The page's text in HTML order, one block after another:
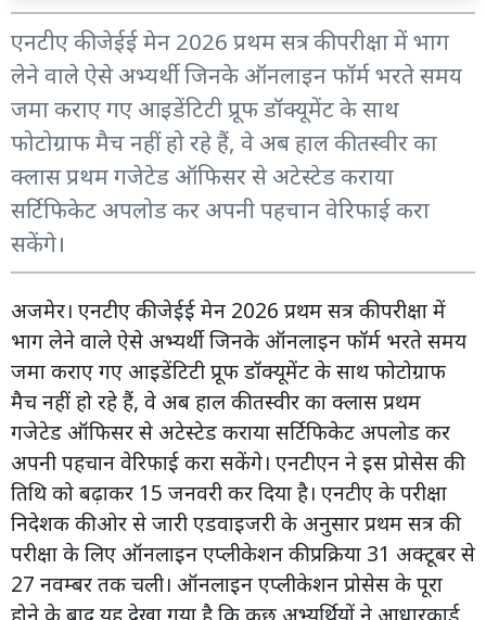
एनटीए की जेईई मेन 2026 प्रथम सत्र की परीक्षा में भाग
लेने वाले ऐसे अभ्यर्थी जिनके ऑनलाइन फॉर्म भरते समय
जमा कराए गए आइडेंटिटी प्रूफ डॉक्यूमेंट के साथ
फोटोग्राफ मैच नहीं हो रहे हैं, वे अब हाल की तस्वीर का
क्लास प्रथम गजेटेड ऑफिसर से अटेस्टेड कराया
सर्टिफिकेट अपलोड कर अपनी पहचान वेरिफाई करा
सकेंगे।
अजमेर। एनटीए की जेईई मेन 2026 प्रथम सत्र की परीक्षा में
भाग लेने वाले ऐसे अभ्यर्थी जिनके ऑनलाइन फॉर्म भरते समय
जमा कराए गए आइडेंटिटी प्रूफ डॉक्यूमेंट के साथ फोटोग्राफ
मैच नहीं हो रहे हैं, वे अब हाल की तस्वीर का क्लास प्रथम
गजेटेड ऑफिसर से अटेस्टेड कराया सर्टिफिकेट अपलोड कर
अपनी पहचान वेरिफाई करा सकेंगे। एनटीएन ने इस प्रोसेस की
तिथि को बढ़ाकर 15 जनवरी कर दिया है। एनटीए के परीक्षा
निदेशक की ओर से जारी एडवाइजरी के अनुसार प्रथम सत्र की
परीक्षा के लिए ऑनलाइन एप्लीकेशन की प्रक्रिया 31 अक्टूबर से
27 नवम्बर तक चली। ऑनलाइन एप्लीकेशन प्रोसेस के पूरा
होने के बाद यह देखा गया है कि कुछ अभ्यर्थियों ने आधारकार्ड